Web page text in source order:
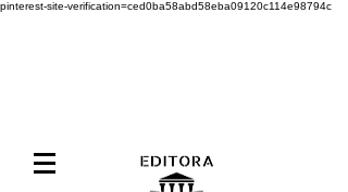
pinterest-site-verification=ced0ba58abd58eba09120c114e98794c